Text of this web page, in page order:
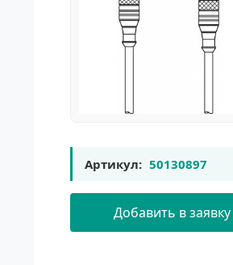
Артикул: 50130897
Добавить в заявку